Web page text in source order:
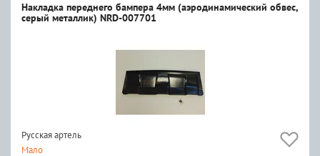
Накладка переднего бампера 4мм (аэродинамический обвес,
серый металлик) NRD-007701
Русская артель
Мало